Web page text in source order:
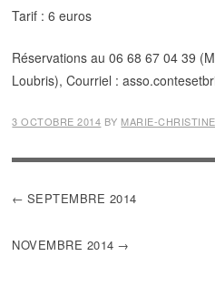
Tarif : 6 euros
Réservations au 06 68 67 04 39
Loubris), Courriel :
3 OCTOBRE 2014 BY MARIE-
NAVIGATION
L’ARTICLE
SEPTEMBRE 2014
NOVEMBRE 2014